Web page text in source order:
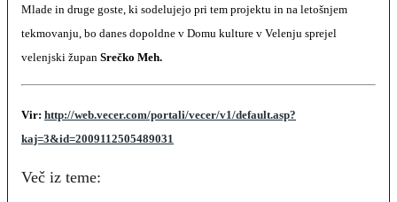
Mlade in druge goste, ki sodelujejo pri tem projektu in na letošnjem
tekmovanju, bo danes dopoldne v Domu kulture v Velenju sprejel
velenjski župan Srečko Meh.
Vir: http://web.vecer.com/portali/vecer/v1/default.asp?
kaj=3&id=2009112505489031
Več iz teme: